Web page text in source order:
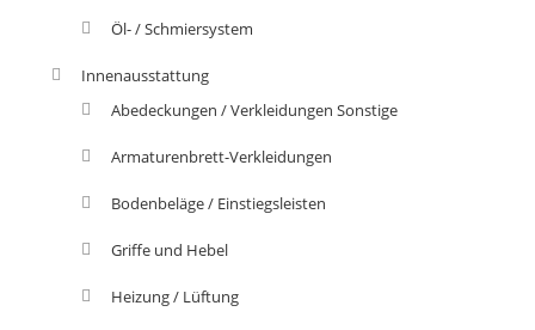
Öl- / Schmiersystem
Innenausstattung
Abedeckungen / Verkleidungen Sonstige
Armaturenbrett-Verkleidungen
Bodenbeläge / Einstiegsleisten
Griffe und Hebel
Heizung / Lüftung